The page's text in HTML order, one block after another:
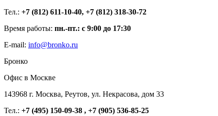
Тел.: +7 (812) 611-10-40, +7 (812) 318-30-72
Время работы: пн.-пт.: с 9:00 до 17:30
E-mail: info@bronko.ru
Бронко
Офис в Москве
143968 г. Москва, Реутов, ул. Некрасова, дом 33
Тел.: +7 (495) 150-09-38 , +7 (905) 536-85-25